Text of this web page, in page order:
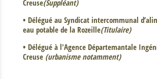
Creuse(Suppléant)
• Délégué au Syndicat intercommunal
eau potable de la Rozeille(Titulaire)
• Délégué à l'Agence Départemantale
Creuse(urbanisme notamment)